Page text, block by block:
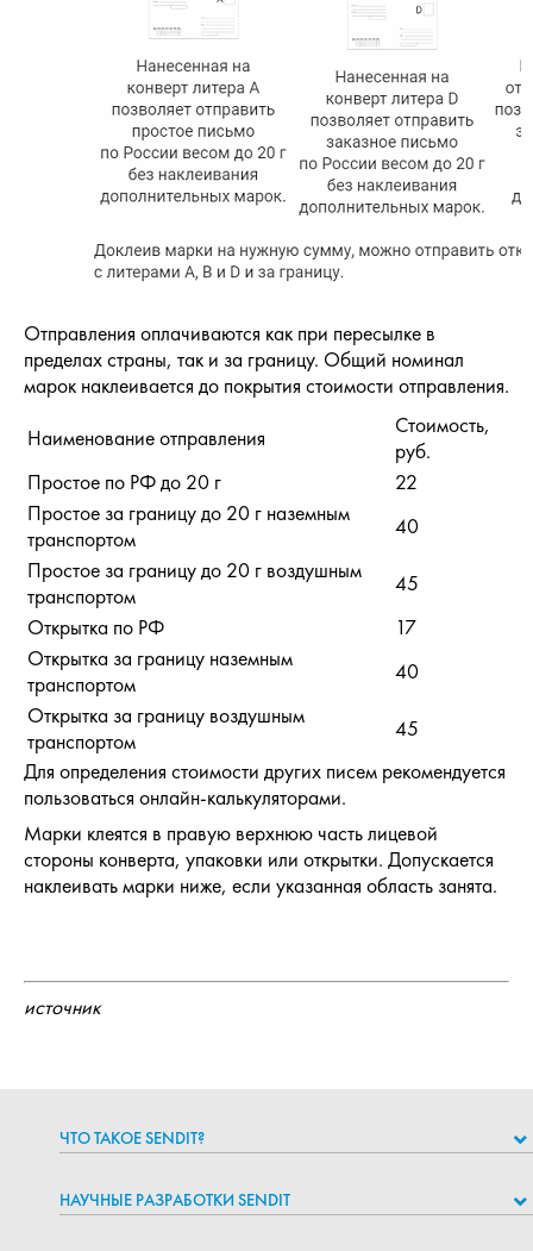
ЧТО ТАКОЕ SENDIT?
НАУЧНЫЕ РАЗРАБОТКИ SENDIT
Отправления оплачиваются как при пересылке в
пределах страны, так и за границу. Общий номинал
марок наклеивается до покрытия стоимости отправления.
Наименование отправления
Стоимость,
руб.
Простое по РФ до 20 г
22
Простое за границу до 20 г наземным
транспортом
40
Простое за границу до 20 г воздушным
транспортом
45
Открытка по РФ
17
Открытка за границу наземным
транспортом
40
Открытка за границу воздушным
транспортом
45
Для определения стоимости других писем рекомендуется
пользоваться онлайн-калькуляторами.
Марки клеятся в правую верхнюю часть лицевой
стороны конверта, упаковки или открытки. Допускается
наклеивать марки ниже, если указанная область занята.
источник